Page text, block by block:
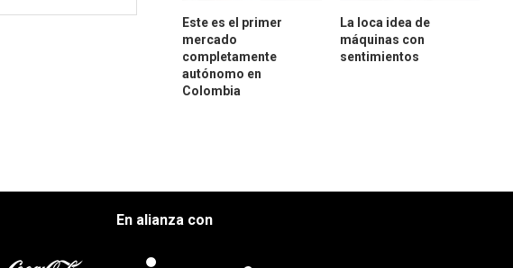
Este es el primer
mercado
completamente
autónomo en
Colombia
La loca idea de
máquinas con
sentimientos
En alianza con